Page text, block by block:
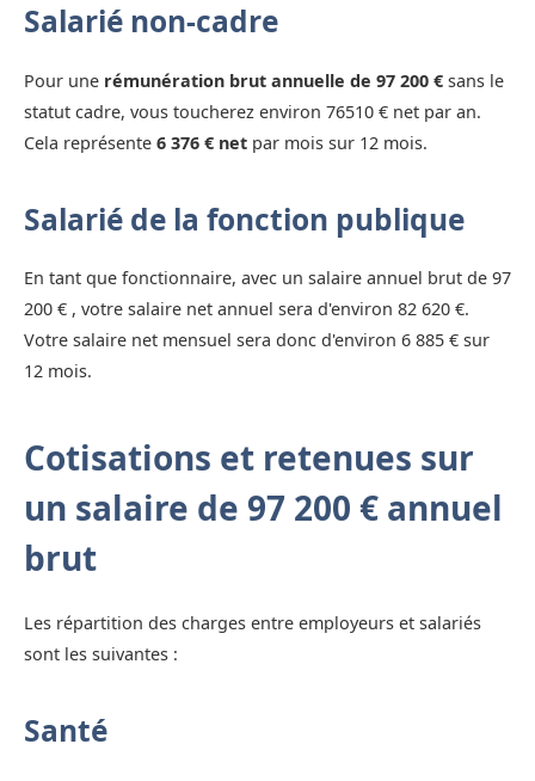
Salarié non-cadre
Pour une rémunération brut annuelle de 97 200 € sans le
statut cadre, vous toucherez environ 76510 € net par an.
Cela représente 6 376 € net par mois sur 12 mois.
Salarié de la fonction publique
En tant que fonctionnaire, avec un salaire annuel brut de 97
200 € , votre salaire net annuel sera d'environ 82 620 €.
Votre salaire net mensuel sera donc d'environ 6 885 € sur
12 mois.
Cotisations et retenues sur
un salaire de 97 200 € annuel
brut
Les répartition des charges entre employeurs et salariés
sont les suivantes :
Santé